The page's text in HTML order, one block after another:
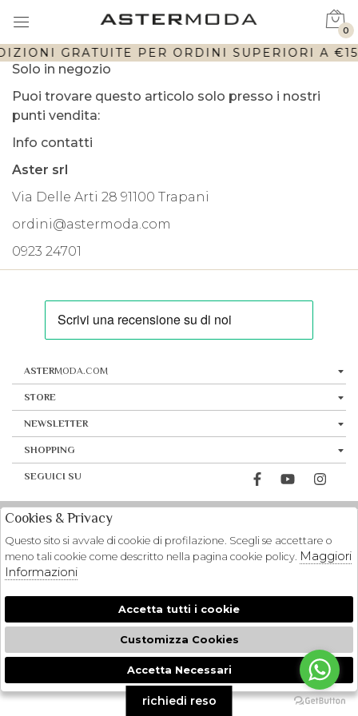
GRATUITE PER ORDINI SUPERIORI A
0
Solo in negozio
Puoi trovare questo articolo solo presso i nostri
punti vendita:
Info contatti
Aster srl
Via Delle Arti 28 91100 Trapani
ordini@astermoda.com
0923 24701
ASTERMODA.COM
STORE
NEWSLETTER
SHOPPING
SEGUICI SU
🍪
richiedi reso
Cookies & Privacy
Questo sito si avvale di cookie di profilazione. Scegli se accettare o
meno tali cookie come descritto nella pagina cookie policy. Maggiori
Informazioni
Accetta tutti i cookie
Customizza Cookies
Accetta Necessari